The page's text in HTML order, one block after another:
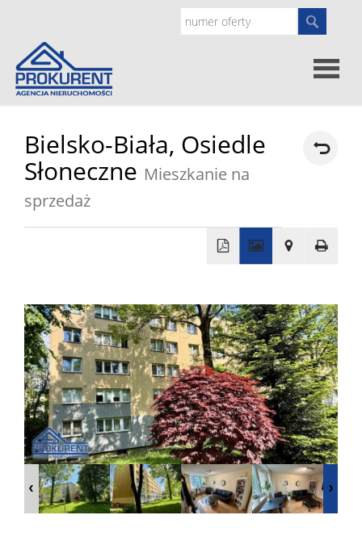
nas
Zgłoś
Zgłoś
ofertę
Bielsko-Biała, Osiedle
Słoneczne Mieszkanie na
sprzedaż
−